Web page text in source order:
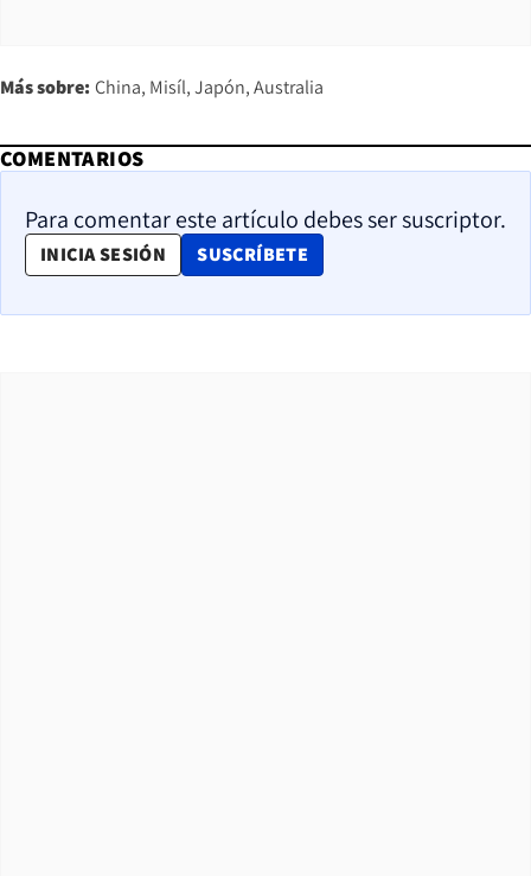
Más sobre: China Misíl Japón Australia
COMENTARIOS
Para comentar este artículo debes ser suscriptor.
INICIA SESIÓN SUSCRÍBETE
OPENS IN NEW WINDOW